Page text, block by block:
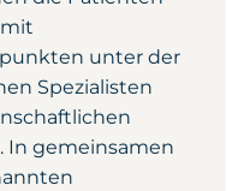
unter der
Spezialisten
In gemeinsamen